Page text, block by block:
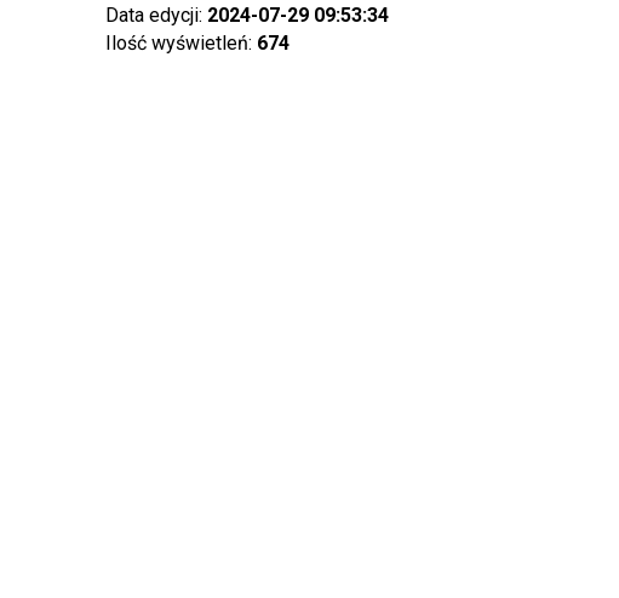
Data edycji: 2024-07-29 09:53:34
Ilość wyświetleń: 674